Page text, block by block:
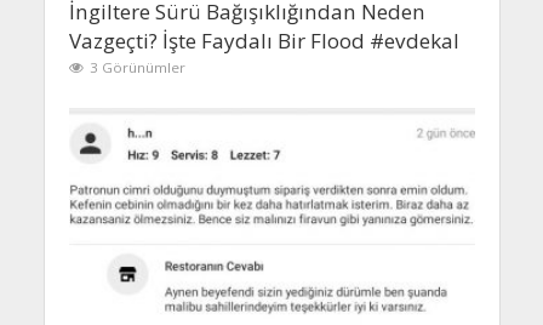
İngiltere Sürü Bağışıklığından Neden
Vazgeçti? İşte Faydalı Bir Flood #evdekal
3 Görünümler